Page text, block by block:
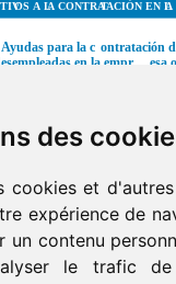
des
cookies et
expérience de
un contenu
le trafic